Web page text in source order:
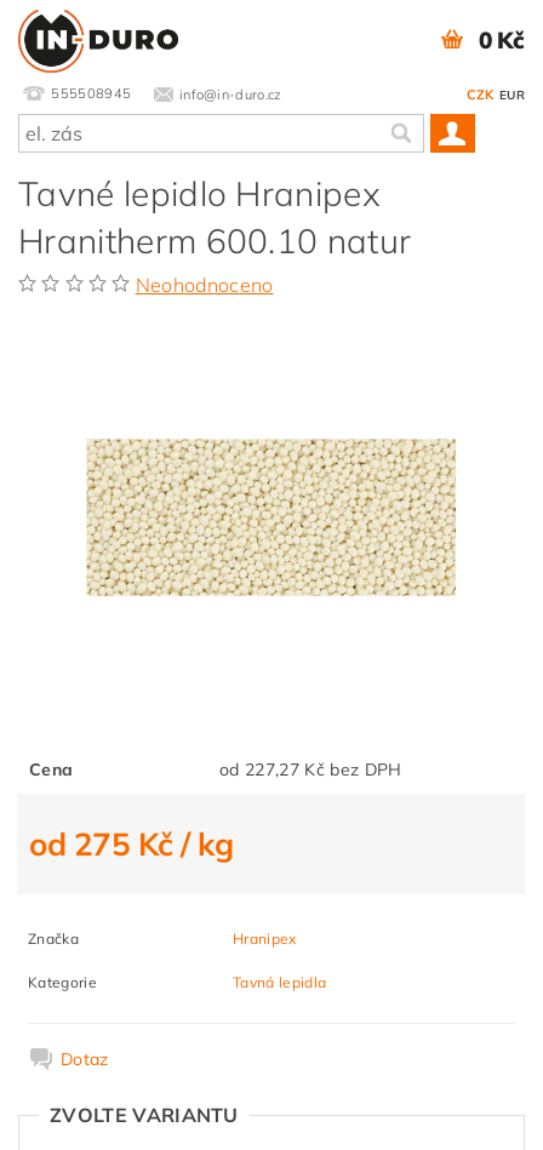
555508945 info@in-duro.cz CZK EUR
0 Kč
Tavné lepidlo Hranipex
Hranitherm 600.10 natur
Neohodnoceno
Cena od 227,27 Kč bez DPH
od 275 Kč/ kg
Značka Hranipex
Kategorie Tavná lepidla
Dotaz
ZVOLTE VARIANTU